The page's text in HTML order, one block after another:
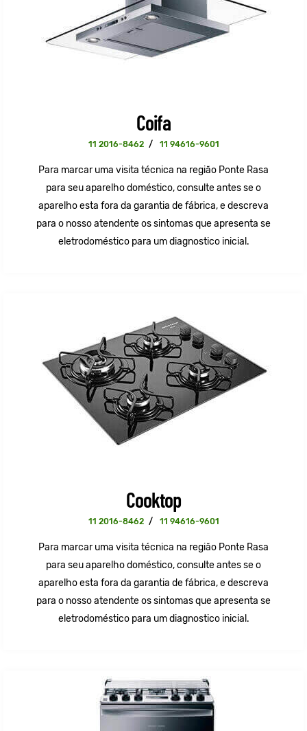
Coifa
11 2016-8462 / 11 94616-9601
Para marcar uma visita técnica na região Ponte Rasa
para seu aparelho doméstico, consulte antes se o
aparelho esta fora da garantia de fábrica, e descreva
para o nosso atendente os sintomas que apresenta se
eletrodoméstico para um diagnostico inicial.
Cooktop
11 2016-8462 / 11 94616-9601
Para marcar uma visita técnica na região Ponte Rasa
para seu aparelho doméstico, consulte antes se o
aparelho esta fora da garantia de fábrica, e descreva
para o nosso atendente os sintomas que apresenta se
eletrodoméstico para um diagnostico inicial.